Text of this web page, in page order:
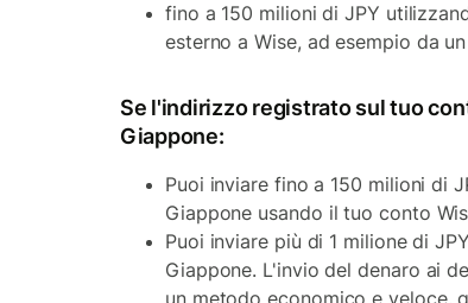
fino a 150 milioni di JPY
esterno a Wise, ad esempio da
Se l'indirizzo registrato sul tuo
Giappone:
Puoi inviare fino a 150 milioni di
Giappone usando il tuo conto
Puoi inviare più di 1 milione di
Giappone. L'invio del denaro ai
un metodo economico e veloce,